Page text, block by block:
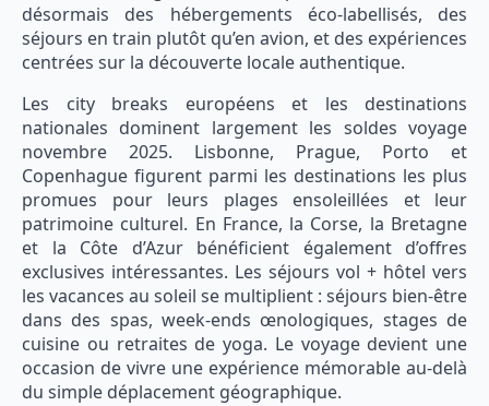
désormais des hébergements éco-labellisés, des
séjours en train plutôt qu’en avion, et des expériences
centrées sur la découverte locale authentique.
Les city breaks européens et les destinations
nationales dominent largement les soldes voyage
novembre 2025. Lisbonne, Prague, Porto et
Copenhague figurent parmi les destinations les plus
promues pour leurs plages ensoleillées et leur
patrimoine culturel. En France, la Corse, la Bretagne
et la Côte d’Azur bénéficient également d’offres
exclusives intéressantes. Les séjours vol + hôtel vers
les vacances au soleil se multiplient : séjours bien-être
dans des spas, week-ends œnologiques, stages de
cuisine ou retraites de yoga. Le voyage devient une
occasion de vivre une expérience mémorable au-delà
du simple déplacement géographique.